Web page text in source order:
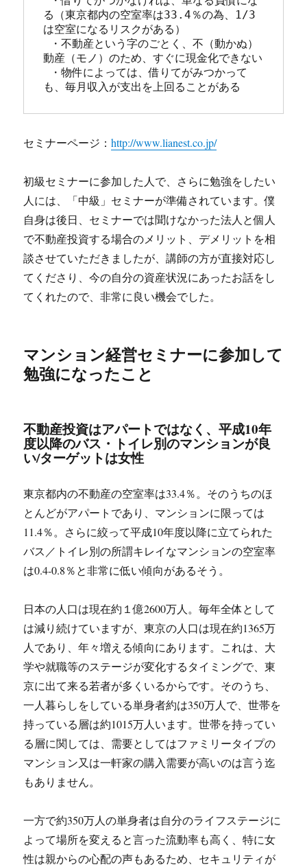
る（東京都内の空室率は33.4％の為、1/3
は空室になるリスクがある）
動産（モノ）のため、すぐに現金化できない
も、毎月収入が支出を上回ることがある
セミナーページ：http://www.lianest.co.jp/
初級セミナーに参加した人で、さらに勉強をしたい
人には、「中級」セミナーが準備されています。僕
自身は後日、セミナーでは聞けなかった法人と個人
で不動産投資する場合のメリット、デメリットを相
談させていただきましたが、講師の方が直接対応し
てくださり、今の自分の資産状況にあったお話をし
てくれたので、非常に良い機会でした。
マンション経営セミナーに参加して
勉強になったこと
不動産投資はアパートではなく、平成10年
度以降のバス・トイレ別のマンションが良
い/ターゲットは女性
東京都内の不動産の空室率は33.4％。そのうちのほ
とんどがアパートであり、マンションに限っては
11.4％。さらに絞って平成10年度以降に立てられた
バス／トイレ別の所謂キレイなマンションの空室率
は0.4-0.8％と非常に低い傾向があるそう。
日本の人口は現在約１億2600万人。毎年全体として
は減り続けていますが、東京の人口は現在約1365万
人であり、年々増える傾向にあります。これは、大
学や就職等のステージが変化するタイミングで、東
京に出て来る若者が多くいるからです。そのうち、
一人暮らしをしている単身者約は350万人で、世帯を
持っている層は約1015万人います。世帯を持ってい
る層に関しては、需要としてはファミリータイプの
マンション又は一軒家の購入需要が高いのは言う迄
もありません。
一方で約350万人の単身者は自分のライフステージに
よって場所を変えると言った流動率も高く、特に女
性は親からの心配の声もあるため、セキュリティが